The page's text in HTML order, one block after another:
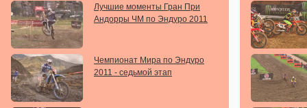
Лучшие моменты Гран При
Андорры ЧМ по Эндуро 2011
Чемпионат Мира по Эндуро
2011 - седьмой этап